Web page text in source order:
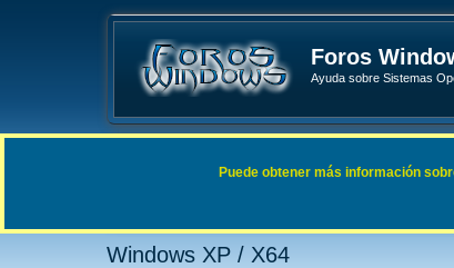
Foros
Ayuda sobre Sistemas
Enlaces rápidos FAQ
Windows XP / X64
Puede obtener más información